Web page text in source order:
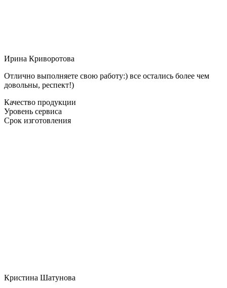
Ирина Криворотова
Отлично выполняете свою работу:) все остались более чем
довольны, респект!)
Качество продукции
Уровень сервиса
Срок изготовления
Кристина Шатунова